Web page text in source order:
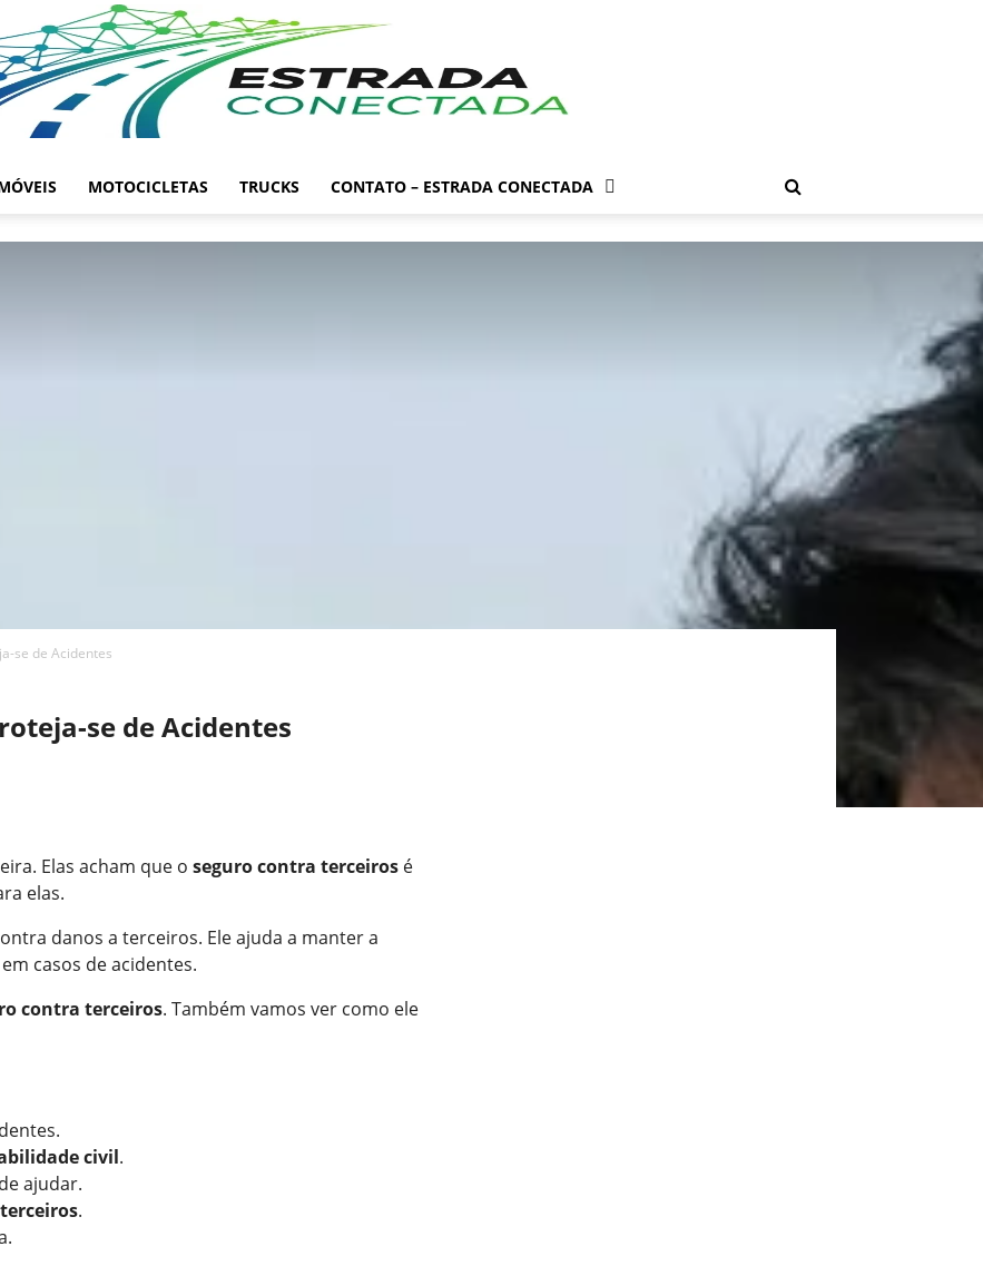
MOTOCICLETAS TRUCKS CONTATO – ESTRADA CONECTADA
se de Acidentes
se de Acidentes
Elas acham que o seguro contra terceiros é
elas.
danos a terceiros. Ele ajuda a manter a
casos de acidentes.
contra terceiros. Também vamos ver como ele
civil.
ajudar.
.